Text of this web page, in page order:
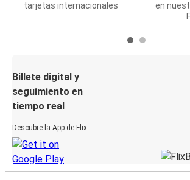
tarjetas internacionales
en
Billete digital y
seguimiento en
tiempo real
Descubre la App de Flix